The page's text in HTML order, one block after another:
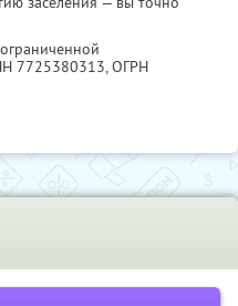
7725380313, ОГРН